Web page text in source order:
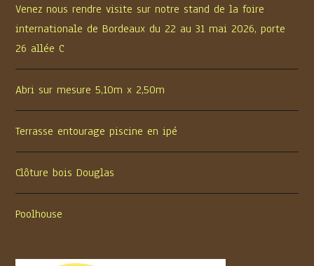
Venez nous rendre visite sur notre stand de la foire
internationale de Bordeaux du 22 au 31 mai 2026, porte
26 allée C
Abri sur mesure 5,10m x 2,50m
Terrasse entourage piscine en ipé
Clôture bois Douglas
Poolhouse